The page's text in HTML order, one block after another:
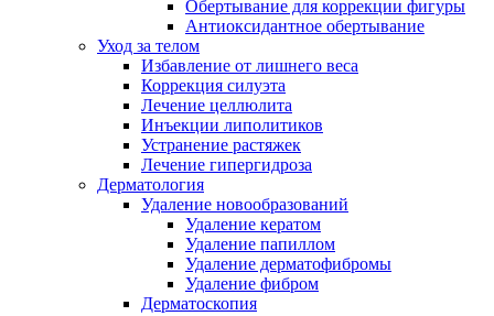
Обертывание для коррекции фигуры
Антиоксидантное обертывание
Уход за телом
Избавление от лишнего веса
Коррекция силуэта
Лечение целлюлита
Инъекции липолитиков
Устранение растяжек
Лечение гипергидроза
Дерматология
Удаление новообразований
Удаление кератом
Удаление папиллом
Удаление дерматофибромы
Удаление фибром
Дерматоскопия